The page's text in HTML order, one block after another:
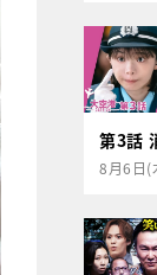
第3話
8月6日(